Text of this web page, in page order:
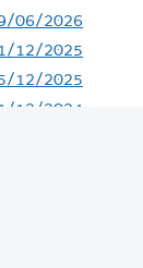
06/2026
12/2025
12/2025
12/2024
05/2024
08/2023
11/2021
08/2021